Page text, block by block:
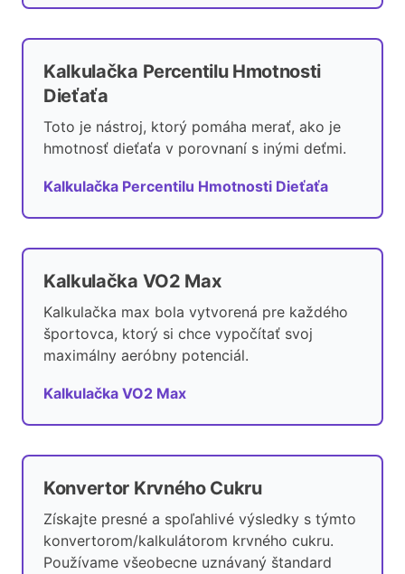
Kalkulačka Percentilu Hmotnosti
Dieťaťa
Toto je nástroj, ktorý pomáha merať, ako je
hmotnosť dieťaťa v porovnaní s inými deťmi.
Kalkulačka Percentilu Hmotnosti Dieťaťa
Kalkulačka VO2 Max
Kalkulačka max bola vytvorená pre každého
športovca, ktorý si chce vypočítať svoj
maximálny aeróbny potenciál.
Kalkulačka VO2 Max
Konvertor Krvného Cukru
Získajte presné a spoľahlivé výsledky s týmto
konvertorom/kalkulátorom krvného cukru.
Používame všeobecne uznávaný štandard